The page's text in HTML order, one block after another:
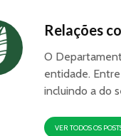
Relações
O
entidade.
incluindo a do
VER TODOS OS